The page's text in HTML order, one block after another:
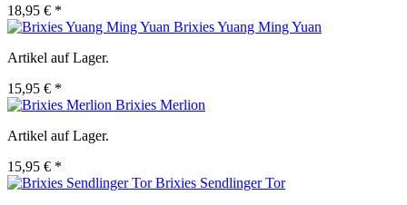
18,95 € *
Brixies Yuang Ming Yuan
Artikel auf Lager.
15,95 € *
Brixies Merlion
Artikel auf Lager.
15,95 € *
Brixies Sendlinger Tor